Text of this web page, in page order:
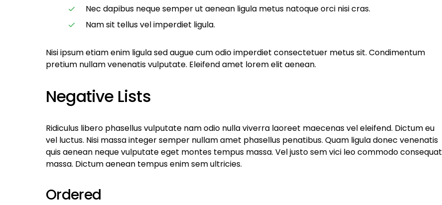
Nec dapibus neque semper ut aenean ligula metus natoque orci nisi cras.
Nam sit tellus vel imperdiet ligula.
Nisi ipsum etiam enim ligula sed augue cum odio imperdiet consectetuer metus sit. Condimentum
pretium nullam venenatis vulputate. Eleifend amet lorem elit aenean.
Negative Lists
Ridiculus libero phasellus vulputate nam odio nulla viverra laoreet maecenas vel eleifend. Dictum eu
vel luctus. Nisi massa integer semper nullam amet phasellus penatibus. Quam ligula donec venenatis
quis aenean neque vulputate eget montes tempus massa. Vel justo sem vici leo commodo consequat
massa. Dictum aenean tempus enim sem ultricies.
Ordered